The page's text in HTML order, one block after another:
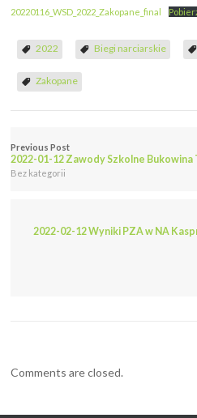
20220116_WSD_2022_Zakopane_final
2022 Biegi narciarskie
Zakopane
Previous Post
2022-01-12 Zawody Szkolne Bukowina
Bez kategorii
2022-02-12 Wyniki PZA w NA
Comments are closed.